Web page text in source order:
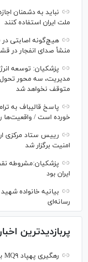
نباید به دشمنان
ملت ایران استفاده کنند
هیچ‌گونه اصابتی
منشأ صدای انفجار در
پزشکیان: توسعه
مدیریت، سه محور
متوقف نخواهد شد
پاسخ قالیباف به
خورده است / واقعیت‌ها
امنیت برگزار شد
پزشکیان:مشروطه
ایران بود
بیانیه خانواده
رسانه‌ای
پربازدیدترین
رهگیری پهپاد MQ۹ بر فراز تنگه هرمز